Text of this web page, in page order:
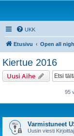
UKK
Etusivu Open all
Kiertue 2016
Uusi Aihe
95
Varmistuneet
Uusin viesti